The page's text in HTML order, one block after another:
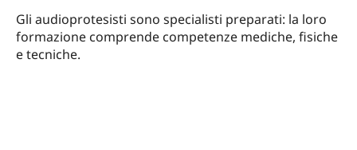
Gli audioprotesisti sono specialisti preparati: la loro
formazione comprende competenze mediche, fisiche
e tecniche.